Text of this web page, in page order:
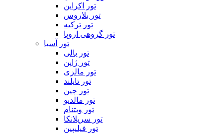
تور اکراین
تور بلاروس
تور ترکیه
تور گروهی اروپا
تور آسیا
تور بالی
تور ژاپن
تور مالزی
تور تایلند
تور چین
تور مالدیو
تور ویتنام
تور سریلانکا
تور فیلیپین